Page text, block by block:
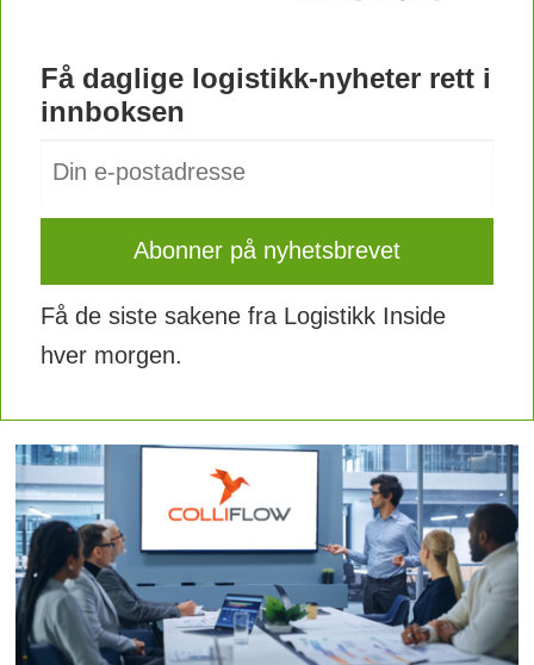
Få daglige logistikk-nyheter rett i
innboksen
Få de siste sakene fra Logistikk Inside
hver morgen.